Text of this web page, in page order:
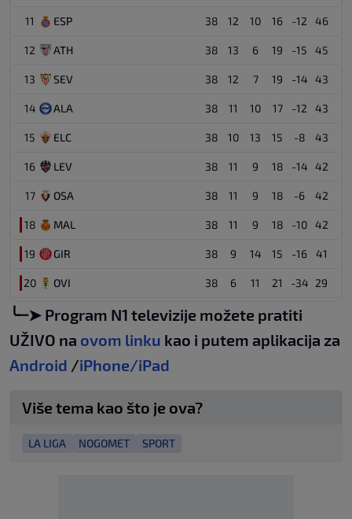
11 ESP 38 12 10 16 -12 46
12 ATH 38 13 6 19 -15 45
13 SEV 38 12 7 19 -14 43
14 ALA 38 11 10 17 -12 43
15 ELC 38 10 13 15 -8 43
16 LEV 38 11 9 18 -14 42
17 OSA 38 11 9 18 -6 42
18 MAL 38 11 9 18 -10 42
19 GIR 38 9 14 15 -16 41
20 OVI 38 6 11 21 -34 29
╰┈➤ Program N1 televizije možete pratiti
UŽIVO na ovom linku kao i putem aplikacija za
Android /iPhone/iPad
Više tema kao što je ova?
LA LIGA NOGOMET SPORT